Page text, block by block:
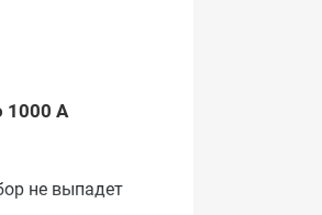
1000 А
не выпадет